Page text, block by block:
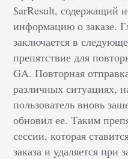
$arResult, содержащий
информацию о заказе.
заключается в
препятствие для
GA. Повторная
различных ситуациях,
пользователь вновь
обновил ее. Таким
сессии, которая
заказа и удаляется при